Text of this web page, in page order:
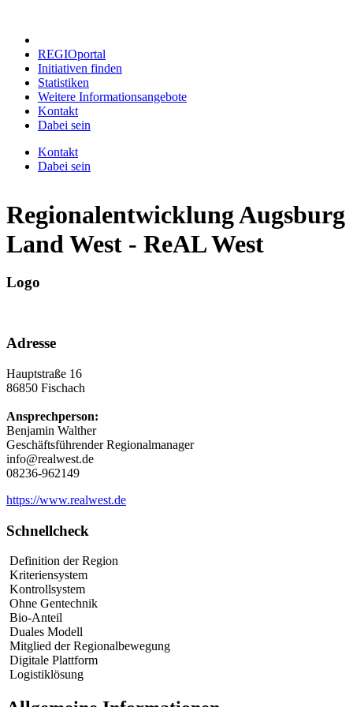
REGIOportal
Initiativen finden
Statistiken
Weitere Informationsangebote
Kontakt
Dabei sein
Kontakt
Dabei sein
Regionalentwicklung Augsburg
Land West - ReAL West
Logo
Adresse
Hauptstraße 16
86850 Fischach
Ansprechperson:
Benjamin Walther
Geschäftsführender Regionalmanager
info@realwest.de
08236-962149
https://www.realwest.de
Schnellcheck
Definition der Region
Kriteriensystem
Kontrollsystem
Ohne Gentechnik
Bio-Anteil
Duales Modell
Mitglied der Regionalbewegung
Digitale Plattform
Logistiklösung